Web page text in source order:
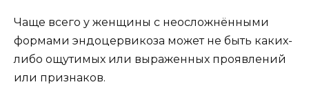
Чаще всего у женщины с неосложнёнными
формами эндоцервикоза может не быть каких-
либо ощутимых или выраженных проявлений
или признаков.